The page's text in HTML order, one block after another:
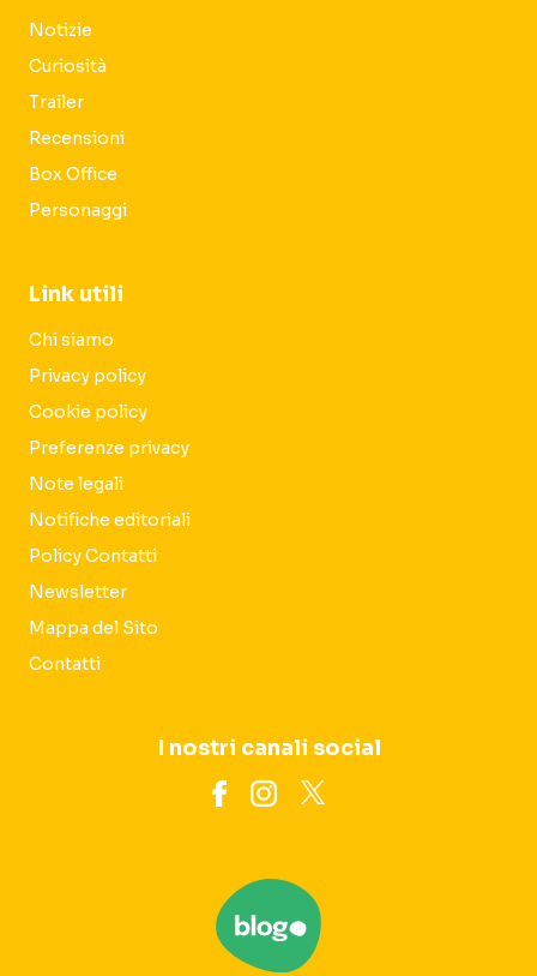
Notizie
Curiosità
Trailer
Recensioni
Box Office
Personaggi
Link utili
Chi siamo
Privacy policy
Cookie policy
Preferenze privacy
Note legali
Notifiche editoriali
Policy Contatti
Newsletter
Mappa del Sito
Contatti
I nostri canali social